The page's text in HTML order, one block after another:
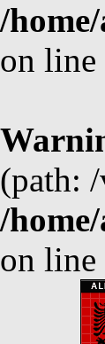
/
on line
(path:
/
on line